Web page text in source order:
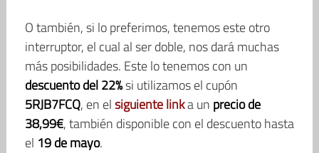
O también, si lo preferimos, tenemos este otro
interruptor, el cual al ser doble, nos dará muchas
más posibilidades. Este lo tenemos con un
descuento del 22%si utilizamos el cupón
5RJB7FCQ, en elsiguiente linka un precio de
38,99€, también disponible con el descuento hasta
el 19 de mayo.